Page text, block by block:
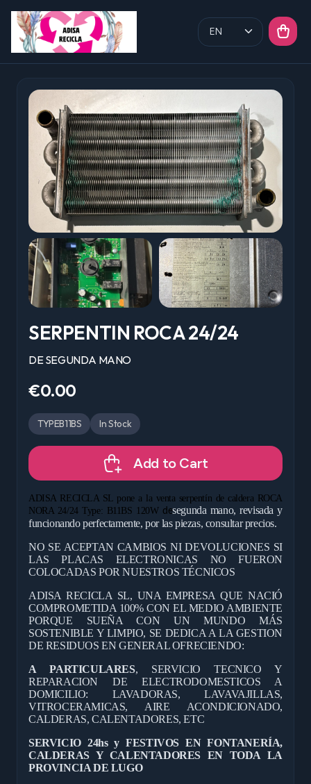
SERPENTIN ROCA 24/24
DE SEGUNDA MANO
€0.00
TYPEB11BS In Stock
Add to Cart
ADISA RECICLA SL pone a la venta serpentín de caldera ROCA
NORA 24/24 Type: B11BS 120Wdesegunda mano, revisada y
funcionando perfectamente, por las piezas, consultar precios.
NO SE ACEPTAN CAMBIOS NI DEVOLUCIONES SI
LAS PLACAS ELECTRONICAS NO FUERON
COLOCADAS POR NUESTROS TÉCNICOS
ADISA RECICLA SL, UNA EMPRESA QUE NACIÓ
COMPROMETIDA 100% CON EL MEDIO AMBIENTE
PORQUE SUEÑA CON UN MUNDO MÁS
SOSTENIBLE Y LIMPIO, SE DEDICA A LA GESTION
DE RESIDUOS EN GENERAL OFRECIENDO:
A PARTICULARES, SERVICIO TECNICO Y
REPARACION DE ELECTRODOMESTICOS A
DOMICILIO: LAVADORAS, LAVAVAJILLAS,
VITROCERAMICAS, AIRE ACONDICIONADO,
CALDERAS, CALENTADORES, ETC
SERVICIO 24hs y FESTIVOS EN FONTANERÍA,
CALDERAS Y CALENTADORES EN TODA LA
PROVINCIA DE LUGO